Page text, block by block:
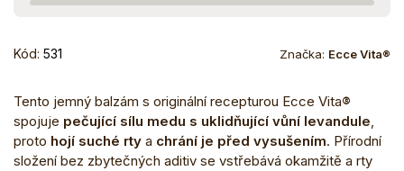
Kód: 531 Značka: Ecce Vita®
Tento jemný balzám s originální recepturou Ecce Vita®
spojuje pečující sílu medu s uklidňující vůní levandule,
proto hojí suché rty a chrání je před vysušením. Přírodní
složení bez zbytečných aditiv se vstřebává okamžitě a rty